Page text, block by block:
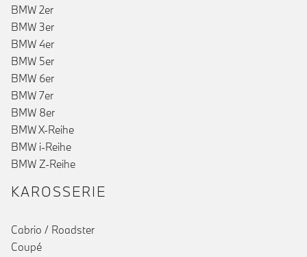
BMW 2er
BMW 3er
BMW 4er
BMW 5er
BMW 6er
BMW 7er
BMW 8er
BMW X-Reihe
BMW i-Reihe
BMW Z-Reihe
KAROSSERIE
Cabrio / Roadster
Coupé